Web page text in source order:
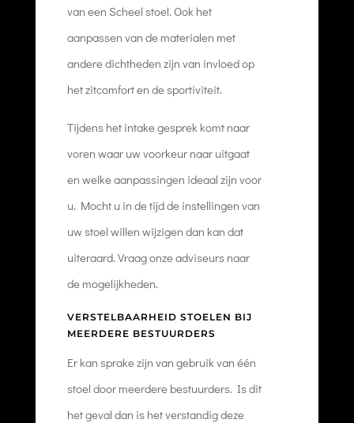
van een Scheel stoel. Ook het
aanpassen van de materialen met
andere dichtheden zijn van invloed op
het zitcomfort en de sportiviteit.
Tijdens het intake gesprek komt naar
voren waar uw voorkeur naar uitgaat
en welke aanpassingen ideaal zijn voor
u. Mocht u in de tijd de instellingen van
uw stoel willen wijzigen dan kan dat
uiteraard. Vraag onze adviseurs naar
de mogelijkheden.
VERSTELBAARHEID STOELEN BIJ
MEERDERE BESTUURDERS
Er kan sprake zijn van gebruik van één
stoel door meerdere bestuurders. Is dit
het geval dan is het verstandig deze